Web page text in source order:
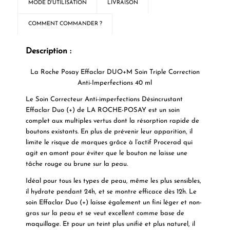
MODE D'UTILISATION LIVRAISON
COMMENT COMMANDER ?
Description :
La Roche Posay Effaclar DUO+M Soin Triple Correction
Anti-Imperfections 40 ml
Le Soin Correcteur Anti-imperfections Désincrustant
Effaclar Duo (+) de LA ROCHE-POSAY est un soin
complet aux multiples vertus dont la résorption rapide de
boutons existants. En plus de prévenir leur apparition, il
limite le risque de marques grâce à l’actif Procerad qui
agit en amont pour éviter que le bouton ne laisse une
tâche rouge ou brune sur la peau.
Idéal pour tous les types de peau, même les plus sensibles,
il hydrate pendant 24h, et se montre efficace dès 12h. Le
soin Effaclar Duo (+)
laisse également un fini léger et non-
gras sur la peau et se veut excellent comme base de
maquillage. Et pour un teint plus unifié et plus naturel, il